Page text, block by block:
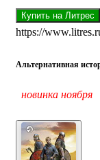
https://
Альтернативная
новинка ноября